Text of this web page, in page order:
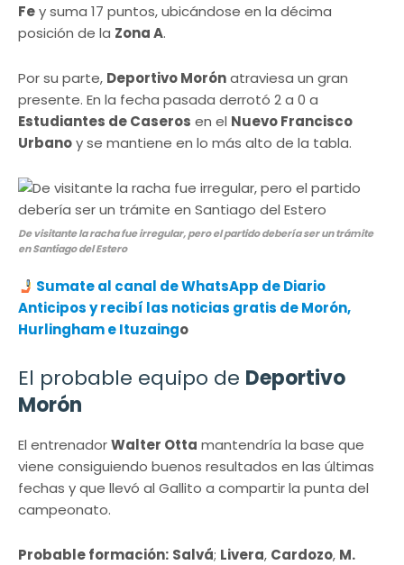
Fey suma 17 puntos, ubicándose en la décima
posición de la Zona A.
Por su parte, Deportivo Morónatraviesa un gran
presente. En la fecha pasada derrotó 2 a 0 a
Estudiantes de Caseros en el Nuevo Francisco
Urbanoy se mantiene en lo más alto de la tabla.
De visitante la racha fue irregular, pero el partido debería ser un trámite
en Santiago del Estero
Sumate al canal de WhatsApp de Diario
Anticipos y recibí las noticias gratis de Morón,
Hurlingham e Ituzaingo
El probable equipo de Deportivo
Morón
El entrenadorWalter Otta mantendría la base que
viene consiguiendo buenos resultados en las últimas
fechas y que llevó al Gallito a compartir la punta del
campeonato.
Probable formación: Salvá; Livera, Cardozo, M.